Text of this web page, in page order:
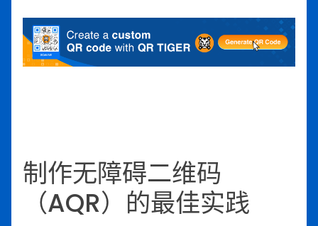
制作无障碍二维码
（AQR）的最佳实践